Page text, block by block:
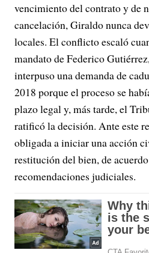
vencimiento del contrato y de
cancelación, Giraldo nunca
locales. El conflicto escaló
mandato de Federico
interpuso una demanda de
2018 porque el proceso se
plazo legal y, más tarde, el
ratificó la decisión. Ante este
obligada a iniciar una acción
restitución del bien, de
recomendaciones judiciales.